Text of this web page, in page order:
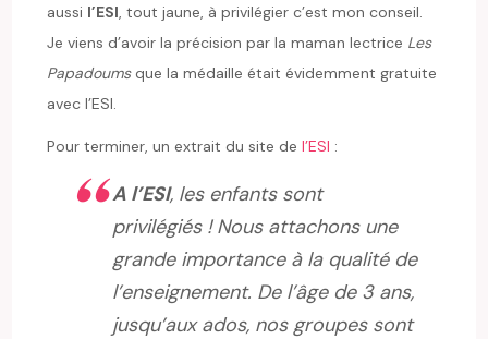
aussi l’ESI, tout jaune, à privilégier c’est mon conseil.
Je viens d’avoir la précision par la maman lectrice Les
Papadoumsque la médaille était évidemment gratuite
avec l’ESI.
Pour terminer, un extrait du site del’ESI :
A l’ESI, les enfants sont
privilégiés ! Nous attachons une
grande importance à la qualité de
l’enseignement. De l’âge de 3 ans,
jusqu’aux ados, nos groupes sont